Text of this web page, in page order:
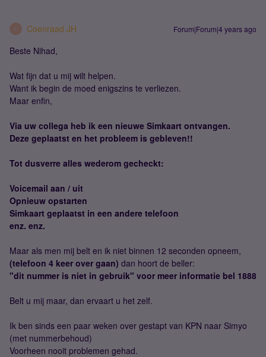
Coenraad JH Forum|Forum|4 years ago
Beste Nihad,
Wat fijn dat u mij wilt helpen.
Want ik begin de moed enigszins te verliezen.
Maar enfin,
Via uw collega heb ik een nieuwe Simkaart ontvangen.
Deze geplaatst en het probleem is gebleven!!
Tot dusverre alles wederom gecheckt:
Voicemail aan / uit
Opnieuw opstarten
Simkaart geplaatst in een andere telefoon
enz. enz.
Maar als men mij belt en ik niet binnen 12 seconden opneem,
(telefoon 4 keer over gaan) dan hoort de beller:
"dit nummer is niet in gebruik" voor meer informatie bel 1888
Belt u mij maar, dan ervaart u het zelf.
Ik ben sinds een paar weken over gestapt van KPN naar Simyo
(met nummerbehoud)
Voorheen nooit problemen gehad.